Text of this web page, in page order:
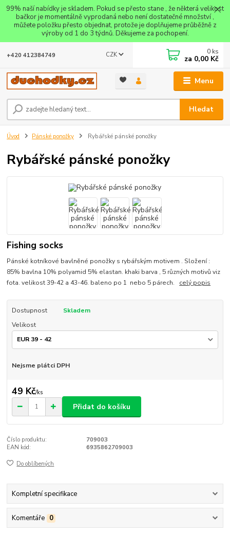
99% naší nabídky je skladem. Pokud se přesto stane , že některá velikost
bačkor je momentálně vyprodaná nebo není dostatečné množství ,
můžete položku přesto objednat, protože je doplňujeme průběžně z
výroby od 1 do 3 týdnů. Děkujeme za pochopení.
Menu
CZK
Hledat
+420 412384749 0 ks
za 0,00 Kč
Úvod Pánské ponožky Rybářské pánské ponožky
Rybářské pánské ponožky
Fishing socks
Pánské kotníkové bavlněné ponožky s rybářským motivem . Složení :
85% bavlna 10% polyamid 5% elastan. khaki barva , 5 různých motivů viz
fota. velikost 39-42 a 43-46. baleno po 1 nebo 5 párech. celý popis
Dostupnost
Skladem
Velikost
Nejsme plátci DPH
49 Kč/ks
Přidat do košíku
Číslo produktu:
709003
EAN kód:
6935862709003
Do oblíbených
Kompletní specifikace
Komentáře 0